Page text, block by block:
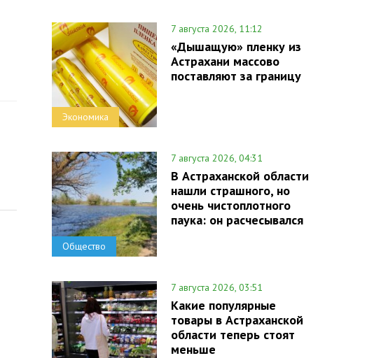
Экономика
7 августа 2026, 11:12
«Дышащую» пленку из
Астрахани массово
поставляют за границу
Общество
7 августа 2026, 04:31
В Астраханской области
нашли страшного, но
очень чистоплотного
паука: он расчесывался
7 августа 2026, 03:51
Какие популярные
товары в Астраханской
области теперь стоят
меньше